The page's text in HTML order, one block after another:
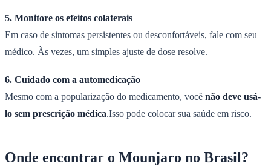
5. Monitore os efeitos colaterais
Em caso de sintomas persistentes ou desconfortáveis, fale com seu
médico. Às vezes, um simples ajuste de dose resolve.
6. Cuidado com a automedicação
Mesmo com a popularização do medicamento, você não deve usá-
lo sem prescrição médica.Isso pode colocar sua saúde em risco.
Onde encontrar o Mounjaro no Brasil?